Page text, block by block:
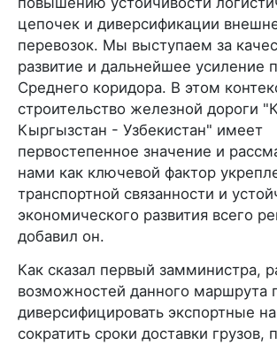
цепочек и диверсификации
перевозок. Мы выступаем за
развитие и дальнейшее усиление
Среднего коридора. В этом
строительство железной дороги
Кыргызстан - Узбекистан" имеет
первостепенное значение и
нами как ключевой фактор
транспортной связанности и
экономического развития всего
добавил он.
Как сказал первый замминистра,
возможностей данного маршрута
диверсифицировать экспортные
сократить сроки доставки грузов,